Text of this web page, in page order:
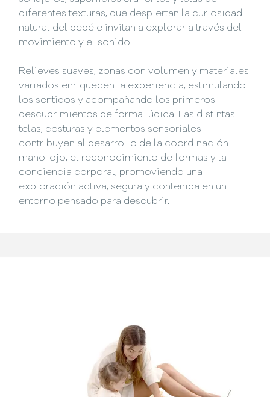
diferentes texturas, que despiertan la curiosidad
natural del bebé e invitan a explorar a través del
movimiento y el sonido.
Relieves suaves, zonas con volumen y materiales
variados enriquecen la experiencia, estimulando
los sentidos y acompañando los primeros
descubrimientos de forma lúdica. Las distintas
telas, costuras y elementos sensoriales
contribuyen al desarrollo de la coordinación
mano-ojo, el reconocimiento de formas y la
conciencia corporal, promoviendo una
exploración activa, segura y contenida en un
entorno pensado para descubrir.